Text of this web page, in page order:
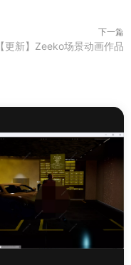
下一篇
【更新】Zeeko场景动画作品